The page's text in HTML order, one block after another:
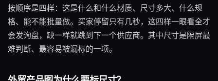
按顺序是四样：这是什么和什么材质、尺寸多大、什么规
格、能不能批量做。买家停留只有几秒，这四样一眼看全才
会发询盘，缺一样就跳到下一个供应商。其中尺寸是隔屏最
难判断、最容易被漏标的一项。